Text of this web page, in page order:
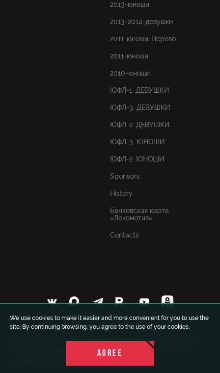
We use cookies to make it easier and more convenient for you to use the
site. By continuing browsing, you agree to the use of your cookies.
AGREE
2013-юноши
2013-2014-девушки
2011-юноши-Перово
2011-юноши
2010-юноши
ЮФЛ-1. ДЕВУШКИ
ЮФЛ-3. ДЕВУШКИ
ЮФЛ-2. ДЕВУШКИ
ЮФЛ-3. ЮНОШИ
ЮФЛ-2. ЮНОШИ
Sponsors
History
Банковская карта
«Локомотив»
Contacts
© 1999-2022 FCLM.RU Football club Lokomotiv Moscow. In
case of full or partial use of materials a link to the official